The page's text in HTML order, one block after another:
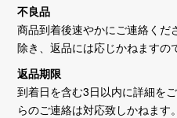
不良品
商品到着後速やかにご連絡くだ
除き、返品には応じかねますの
返品期限
到着日を含む3日以内に詳細を
らのご連絡は対応致しかねます。